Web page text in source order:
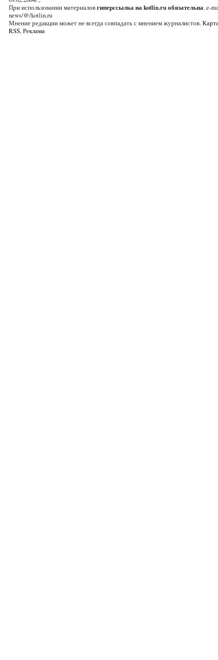
При использовании материаловгиперссылка на kotlin.ru обязательна. e-
news/@/kotlin.ru
Мнение редакции может не всегда совпадать с мнением журналистов.
RSS,Реклама